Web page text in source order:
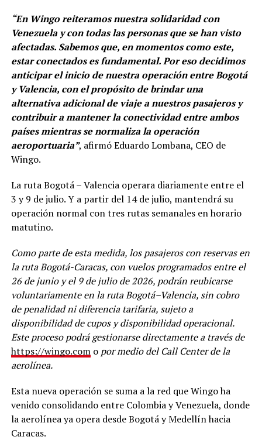
“En Wingo reiteramos nuestra solidaridad con
Venezuela y con todas las personas que se han visto
afectadas. Sabemos que, en momentos como este,
estar conectados es fundamental. Por eso decidimos
anticipar el inicio de nuestra operación entre Bogotá
y Valencia, con el propósito de brindar una
alternativa adicional de viaje a nuestros pasajeros y
contribuir a mantener la conectividad entre ambos
países mientras se normaliza la operación
aeroportuaria”, afirmó Eduardo Lombana, CEO de
Wingo.
La ruta Bogotá – Valencia operara diariamente entre el
3 y 9 de julio. Y a partir del 14 de julio, mantendrá su
operación normal con tres rutas semanales en horario
matutino.
Como parte de esta medida, los pasajeros con reservas en
la ruta Bogotá-Caracas, con vuelos programados entre el
26 de junio y el 9 de julio de 2026, podrán reubicarse
voluntariamente en la ruta Bogotá–Valencia, sin cobro
de penalidad ni diferencia tarifaria, sujeto a
disponibilidad de cupos y disponibilidad operacional.
Este proceso podrá gestionarse directamente a través de
https://wingo.como por medio del Call Center de la
aerolínea.
Esta nueva operación se suma a la red que Wingo ha
venido consolidando entre Colombia y Venezuela, donde
la aerolínea ya opera desde Bogotá y Medellín hacia
Caracas.